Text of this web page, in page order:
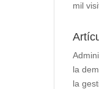
mil
la
la